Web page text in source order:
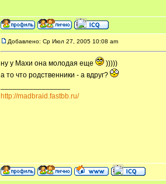
Добавлено: Ср Июл 27, 2005 10:08 am
ну у Махи она молодая еще
)))))
а то что родственники - а вдруг?
http://madbraid.fastbb.ru/